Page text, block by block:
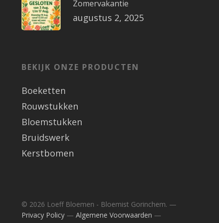
Zomervakantie
augustus 2, 2025
BEKIJK ONZE PRODUCTEN
Boeketten
Rouwstukken
Bloemstukken
Bruidswerk
Kerstbomen
© 2026 Loeff Bloemen - Bloemist Gorinchem. —
Privacy Policy —Algemene Voorwaarden —